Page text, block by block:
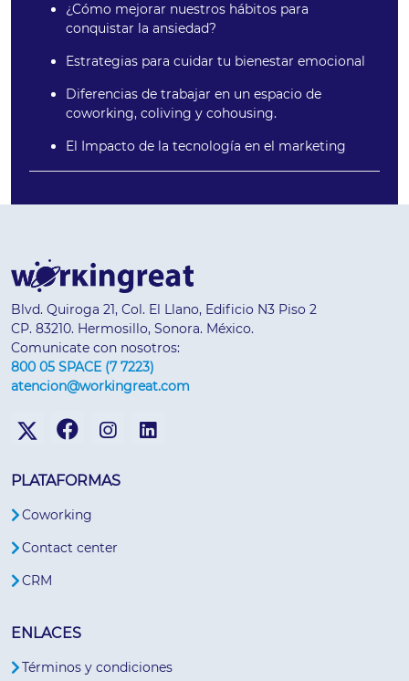
¿Cómo mejorar nuestros hábitos para
conquistar la ansiedad?
Estrategias para cuidar tu bienestar emocional
Diferencias de trabajar en un espacio de
coworking, coliving y cohousing.
El Impacto de la tecnología en el marketing
Blvd. Quiroga 21, Col. El Llano, Edificio N3 Piso 2
CP. 83210. Hermosillo, Sonora. México.
Comunicate con nosotros:
800 05 SPACE (7 7223)
atencion@workingreat.com
PLATAFORMAS
Coworking
Contact center
CRM
ENLACES
Términos y condiciones